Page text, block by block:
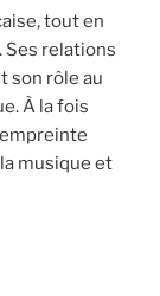
tout en
relations
son rôle au
À la fois
musique et